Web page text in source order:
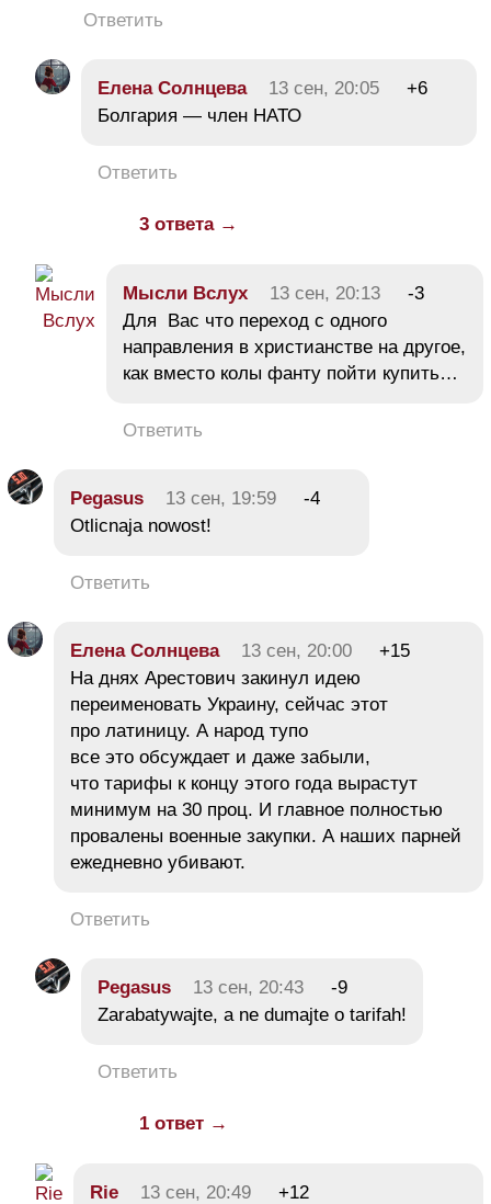
Ответить
Елена Солнцева 13 сен, 20:05
+6
Болгария — член НАТО
Ответить
3 ответа →
Мысли Вслух 13 сен, 20:13
-3
Для Вас что переход с одного
направления в христианстве на другое,
как вместо колы фанту пойти купить…
Ответить
Pegasus 13 сен, 19:59
-4
Otlicnaja nowost!
Ответить
Елена Солнцева 13 сен, 20:00
+15
На днях Арестович закинул идею
переименовать Украину, сейчас этот
про латиницу. А народ тупо
все это обсуждает и даже забыли,
что тарифы к концу этого года вырастут
минимум на 30 проц. И главное полностью
провалены военные закупки. А наших парней
ежедневно убивают.
Ответить
Pegasus 13 сен, 20:43
-9
Zarabatywajte, a ne dumajte o tarifah!
Ответить
1 ответ →
Rie 13 сен, 20:49
+12